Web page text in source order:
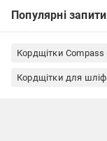
Популярні запити
Кордщітки Compass
Кордщітки для